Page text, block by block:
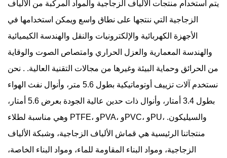
يتم استخدام منتجات الألياف الزجاجية والمواد المركبة من الألياف
الزجاجية التي ننتجها على نطاق واسع ويمكن استخدامها في
الأجهزة الكهربائية والإلكترونيات والنقل والهندسة الكيميائية
والهندسة المعمارية والعزل الحراري وامتصاص الصوت والوقاية
من الحرائق وحماية البيئة وغيرها من مجالات التقنية العالية. . نحن
نستخدم آلات تزييف أوتوماتيكية بطول 5.6 متر، وأنوال نفث الهواء
بطول 3.4 أمتار، وأنوال ذات حدين عالية الجودة بعرض 5.6 أمتار،
وهي مناسبة لطلاء PTFE، وPVA، وPVC، وPU، والسيليكون.
منتجاتنا الرئيسية هي قماش الألياف الزجاجية، وشبكة الألياف
الزجاجية، ومواد البناء المقاومة للماء، ومواد البناء الخاصة،